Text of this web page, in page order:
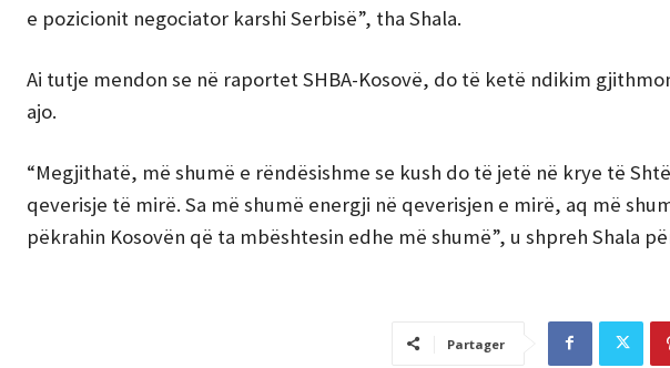
e pozicionit negociator karshi Serbisë”, tha Shala.
Ai tutje mendon se në raportet SHBA-Kosovë, do të ketë ndikim
ajo.
“Megjithatë, më shumë e rëndësishme se kush do të jetë në krye të
qeverisje të mirë. Sa më shumë energji në qeverisjen e mirë, aq më
pëkrahin Kosovën që ta mbështesin edhe më shumë”, u shpreh Shala
Partager